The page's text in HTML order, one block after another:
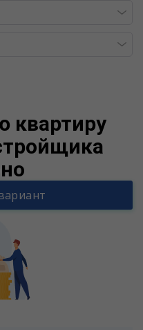
квартиру